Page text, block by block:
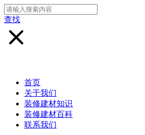
查找
首页
关于我们
装修建材知识
装修建材百科
联系我们